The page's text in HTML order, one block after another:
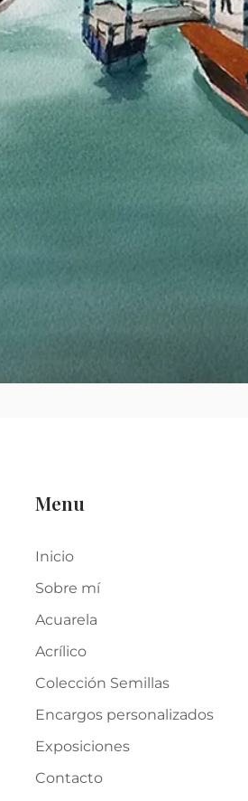
Menu
Inicio
Sobre mí
Acuarela
Acrílico
Colección Semillas
Encargos personalizados
Exposiciones
Contacto